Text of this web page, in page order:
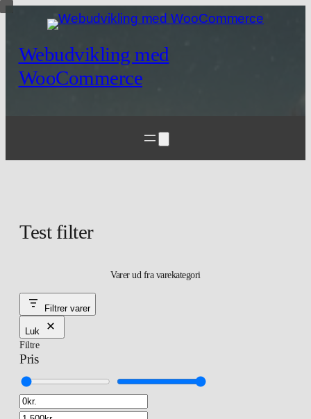
Spring
indhold
Webudvikling med
WooCommerce
Test filter
Varer ud fra varekategori
Filtrer varer
Luk
Filtre
Pris